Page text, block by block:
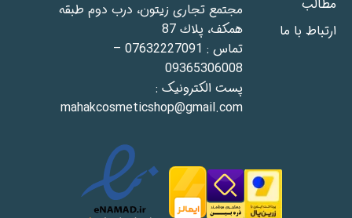
مطالب
ارتباط با ما
مجتمع تجاری زيتون، درب دوم طبقه
همكف، پلاك 87
تماس : 07632227091 –
09365306008
پست الکترونیک :
mahakcosmeticshop@gmail.com